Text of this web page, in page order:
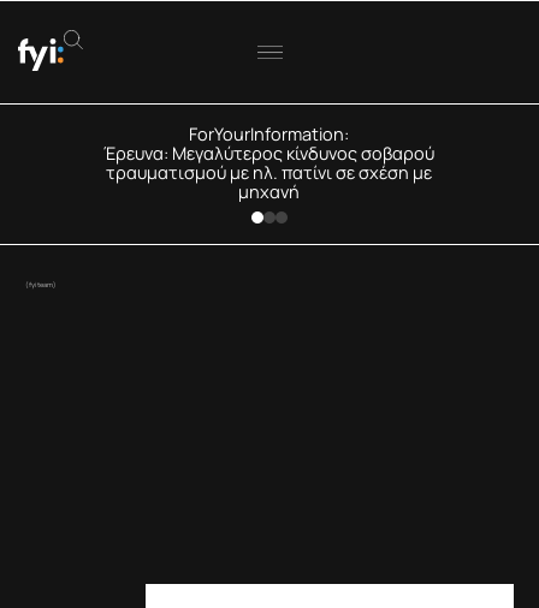
ForYourInformation:
Έρευνα: Μεγαλύτερος κίνδυνος σοβαρού
τραυματισμού με ηλ. πατίνι σε σχέση με
μηχανή
(fyiteam)